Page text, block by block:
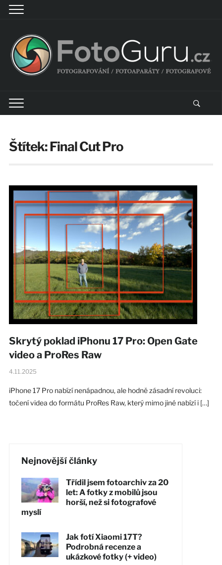
Štítek:Final Cut Pro
Skrytý poklad iPhonu 17 Pro: Open Gate
video a ProRes Raw
4.11.2025
iPhone 17 Pro nabízí nenápadnou, ale hodně zásadní revoluci:
točení videa do formátu ProRes Raw, který mimo jiné nabízí i […]
Nejnovější články
Třídil jsem fotoarchiv za 20
let: A fotky z mobilů jsou
horší, než si fotografové
myslí
Jak fotí Xiaomi 17T?
Podrobná recenze a
ukázkové fotky (+ video)